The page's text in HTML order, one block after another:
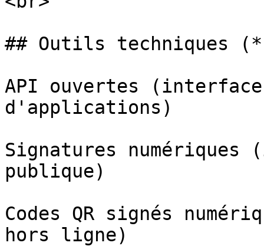
## Outils techniques
API ouvertes (interface
d'applications)
Signatures
publique)
Codes QR signés
hors ligne)